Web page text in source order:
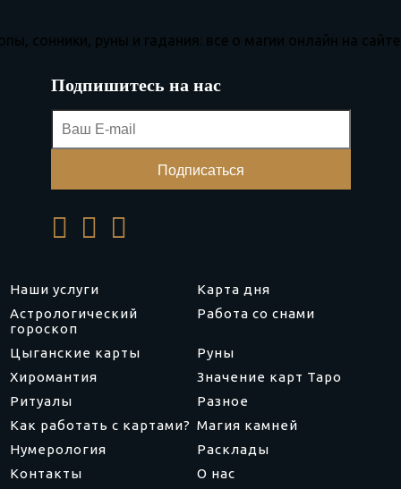
Наши услуги
Карта дня
Астрологический
гороскоп
Работа со снами
Цыганские карты
Руны
Хиромантия
Значение карт Таро
Ритуалы
Разное
Как работать с картами? Магия камней
Нумерология
Расклады
Контакты
О нас
Подпишитесь на нас